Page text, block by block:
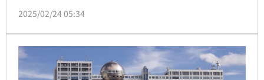
醜聞。BBC報導指出，近年來的日本演藝圈性侵案連環
點，愈來愈多曾遭受性暴力的受害者願意挺身而出，改
變雖慢，但正在發生。
2025/02/24 05:34